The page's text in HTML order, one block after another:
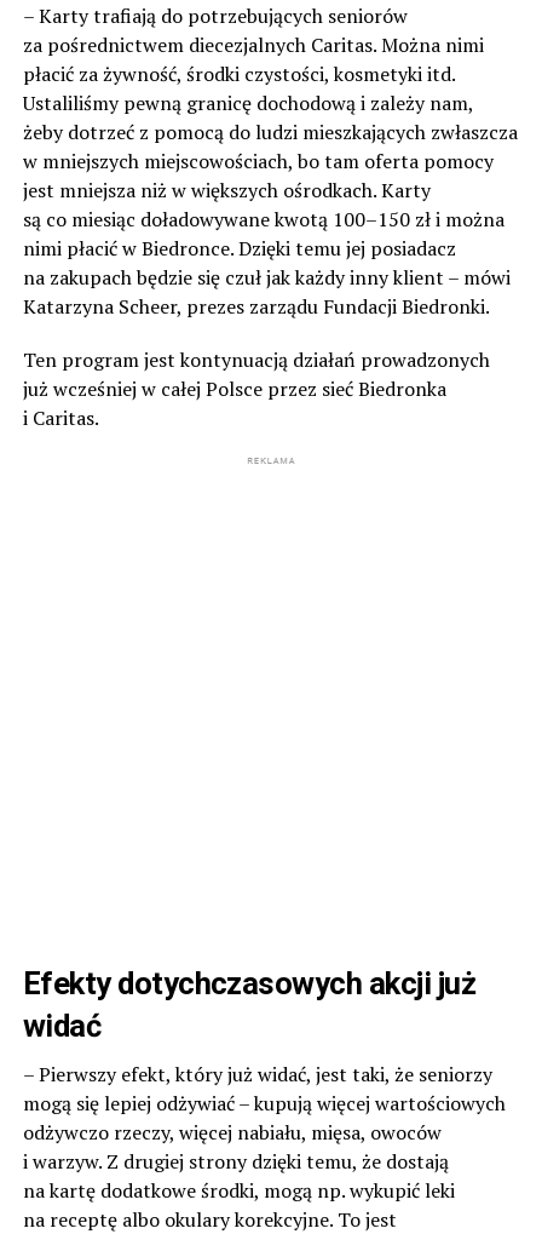
– Karty trafiają do potrzebujących seniorów
za pośrednictwem diecezjalnych Caritas. Można nimi
płacić za żywność, środki czystości, kosmetyki itd.
Ustaliliśmy pewną granicę dochodową i zależy nam,
żeby dotrzeć z pomocą do ludzi mieszkających zwłaszcza
w mniejszych miejscowościach, bo tam oferta pomocy
jest mniejsza niż w większych ośrodkach. Karty
są co miesiąc doładowywane kwotą 100–150 zł i można
nimi płacić w Biedronce. Dzięki temu jej posiadacz
na zakupach będzie się czuł jak każdy inny klient – mówi
Katarzyna Scheer, prezes zarządu Fundacji Biedronki.
Ten program jest kontynuacją działań prowadzonych
już wcześniej w całej Polsce przez sieć Biedronka
i Caritas.
Efekty dotychczasowych akcji już
widać
– Pierwszy efekt, który już widać, jest taki, że seniorzy
mogą się lepiej odżywiać – kupują więcej wartościowych
odżywczo rzeczy, więcej nabiału, mięsa, owoców
i warzyw. Z drugiej strony dzięki temu, że dostają
na kartę dodatkowe środki, mogą np. wykupić leki
na receptę albo okulary korekcyjne. To jest